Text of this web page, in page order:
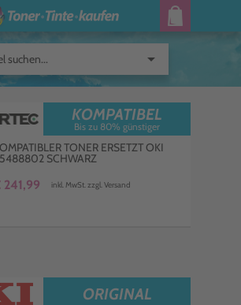
suchen... arrow_drop_down
KOMPATIBEL
Bis zu 80% günstiger
TONER ERSETZT OKI
SCHWARZ
241,99 inkl. MwSt. zzgl. Versand
ORIGINAL